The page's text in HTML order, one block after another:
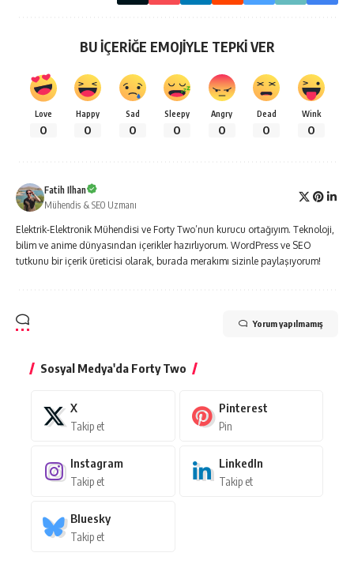
BU İÇERİĞE EMOJİYLE TEPKİ VER
Love
0
Happy
0
Sad
0
Sleepy
0
Angry
0
Dead
0
Wink
0
Fatih Ilhan
Mühendis & SEO Uzmanı
Elektrik-Elektronik Mühendisi ve Forty Two’nun kurucu ortağıyım. Teknoloji,
bilim ve anime dünyasından içerikler hazırlıyorum. WordPress ve SEO
tutkunu bir içerik üreticisi olarak, burada merakımı sizinle paylaşıyorum!
Yorum yapılmamış
Sosyal Medya'da Forty Two
X
Takip et
Pinterest
Pin
Instagram
Takip et
LinkedIn
Takip et
Bluesky
Takip et